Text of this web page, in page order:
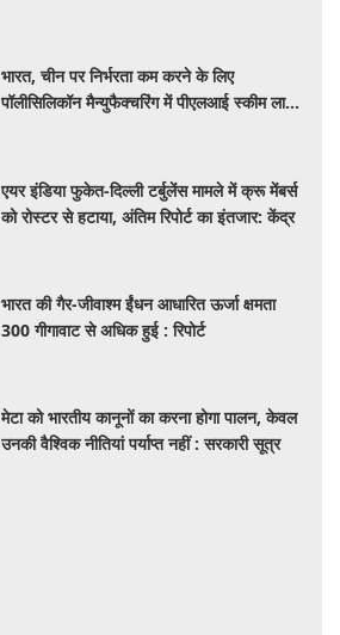
भारत, चीन पर निर्भरता कम करने के लिए
पॉलीसिलिकॉन मैन्युफैक्चरिंग में पीएलआई स्कीम लाने
एयर इंडिया फुकेत-दिल्ली टर्बुलेंस मामले में क्रू मेंबर्स
को रोस्टर से हटाया, अंतिम रिपोर्ट का इंतजार: केंद्र
भारत की गैर-जीवाश्म ईंधन आधारित ऊर्जा क्षमता
300 गीगावाट से अधिक हुई : रिपोर्ट
मेटा को भारतीय कानूनों का करना होगा पालन, केवल
उनकी वैश्विक नीतियां पर्याप्त नहीं : सरकारी सूत्र